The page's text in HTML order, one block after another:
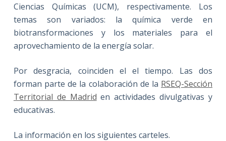
Ciencias Químicas (UCM), respectivamente. Los
temas son variados: la química verde en
biotransformaciones y los materiales para el
aprovechamiento de la energía solar.
Por desgracia, coinciden el el tiempo. Las dos
forman parte de la colaboración de la RSEQ-Sección
Territorial de Madrid en actividades divulgativas y
educativas.
La información en los siguientes carteles.